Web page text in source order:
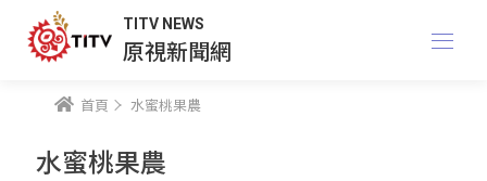
TITV NEWS
原視新聞網
首頁 水蜜桃果農
水蜜桃果農